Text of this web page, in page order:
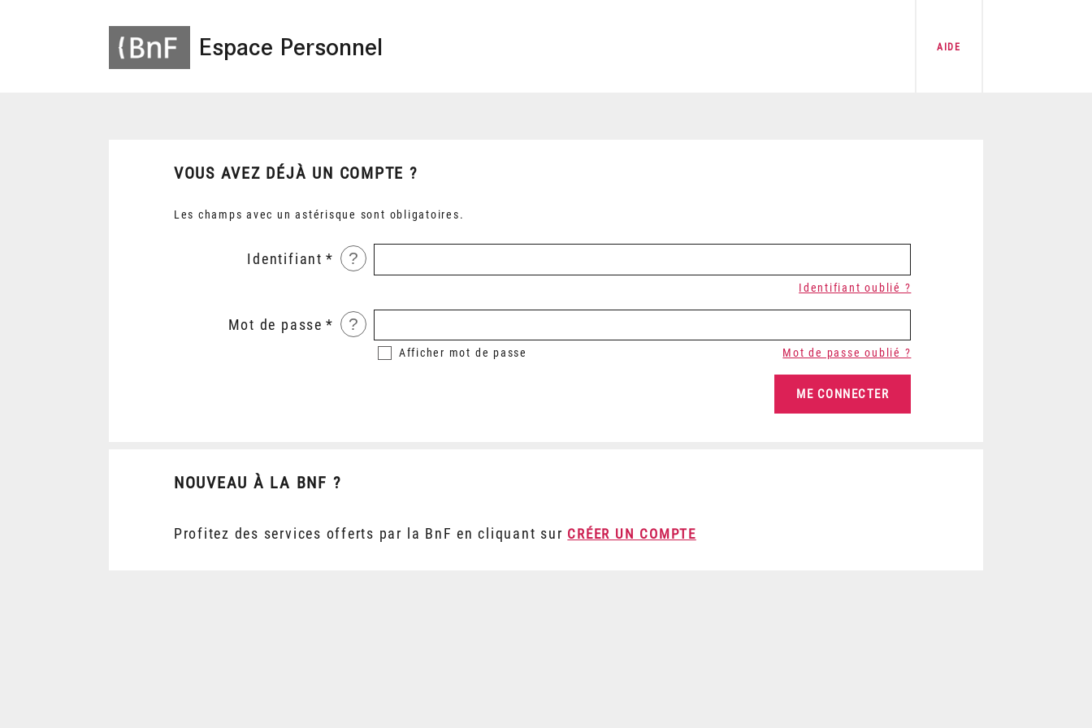
Espace Personnel AIDE
VOUS AVEZ DÉJÀ UN COMPTE ?
Les champs avec un astérisque sont obligatoires.
Identifiant ?
Identifiant oublié ?
Mot de passe ?
Afficher mot de passe Mot de passe oublié ?
NOUVEAU À LA BNF ?
Profitez des services offerts par la BnF en cliquant sur CRÉER UN COMPTE